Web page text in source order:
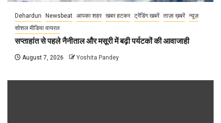
Dehardun Newsbeat आपका शहर खबर हटकर ट्रेंडिंग खबरें ताज़ा ख़बरें न्यूज़
सोशल मीडिया वायरल
सप्ताहांत से पहले नैनीताल और मसूरी में बढ़ी पर्यटकों की आवाजाही
August 7, 2026 Yoshita Pandey